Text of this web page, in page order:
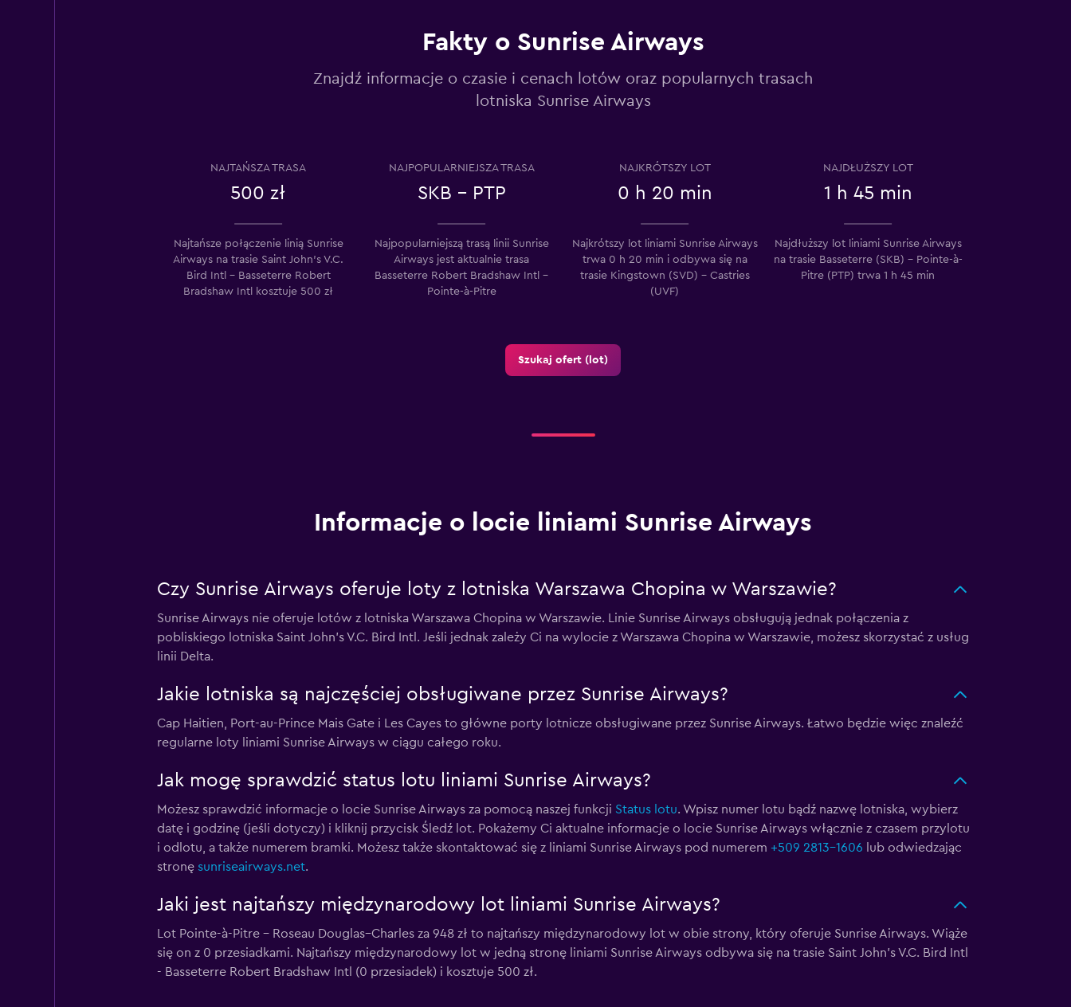
Fakty o Sunrise Airways
Znajdź informacje o czasie i cenach lotów oraz popularnych trasach
lotniska Sunrise Airways
NAJTAŃSZA TRASA
500 zł
NAJPOPULARNIEJSZA TRASA
SKB - PTP
NAJKRÓTSZY LOT
0 h 20 min
NAJDŁUŻSZY LOT
1 h 45 min
Najtańsze połączenie linią Sunrise
Airways na trasie Saint John's V.C.
Bird Intl – Basseterre Robert
Bradshaw Intl kosztuje 500 zł
Najpopularniejszą trasą linii Sunrise
Airways jest aktualnie trasa
Basseterre Robert Bradshaw Intl –
Pointe-à-Pitre
Najkrótszy lot liniami Sunrise Airways
trwa 0 h 20 min i odbywa się na
trasie Kingstown (SVD) – Castries
(UVF)
Najdłuższy lot liniami Sunrise Airways
na trasie Basseterre (SKB) – Pointe-à-
Pitre (PTP) trwa 1 h 45 min
Szukaj ofert (lot)
Informacje o locie liniami Sunrise Airways
Czy Sunrise Airways oferuje loty z lotniska Warszawa Chopina w Warszawie?
Sunrise Airways nie oferuje lotów z lotniska Warszawa Chopina w Warszawie. Linie Sunrise Airways obsługują jednak połączenia z
pobliskiego lotniska Saint John's V.C. Bird Intl. Jeśli jednak zależy Ci na wylocie z Warszawa Chopina w Warszawie, możesz skorzystać z usług
linii Delta.
Jakie lotniska są najczęściej obsługiwane przez Sunrise Airways?
Cap Haitien, Port-au-Prince Mais Gate i Les Cayes to główne porty lotnicze obsługiwane przez Sunrise Airways. Łatwo będzie więc znaleźć
regularne loty liniami Sunrise Airways w ciągu całego roku.
Jak mogę sprawdzić status lotu liniami Sunrise Airways?
Możesz sprawdzić informacje o locie Sunrise Airways za pomocą naszej funkcji Status lotu. Wpisz numer lotu bądź nazwę lotniska, wybierz
datę i godzinę (jeśli dotyczy) i kliknij przycisk Śledź lot. Pokażemy Ci aktualne informacje o locie Sunrise Airways włącznie z czasem przylotu
i odlotu, a także numerem bramki. Możesz także skontaktować się z liniami Sunrise Airways pod numerem +509 2813-1606 lub odwiedzając
stronę sunriseairways.net.
Jaki jest najtańszy międzynarodowy lot liniami Sunrise Airways?
Lot Pointe-à-Pitre - Roseau Douglas–Charles za 948 zł to najtańszy międzynarodowy lot w obie strony, który oferuje Sunrise Airways. Wiąże
się on z 0 przesiadkami. Najtańszy międzynarodowy lot w jedną stronę liniami Sunrise Airways odbywa się na trasie Saint John's V.C. Bird Intl
- Basseterre Robert Bradshaw Intl (0 przesiadek) i kosztuje 500 zł.